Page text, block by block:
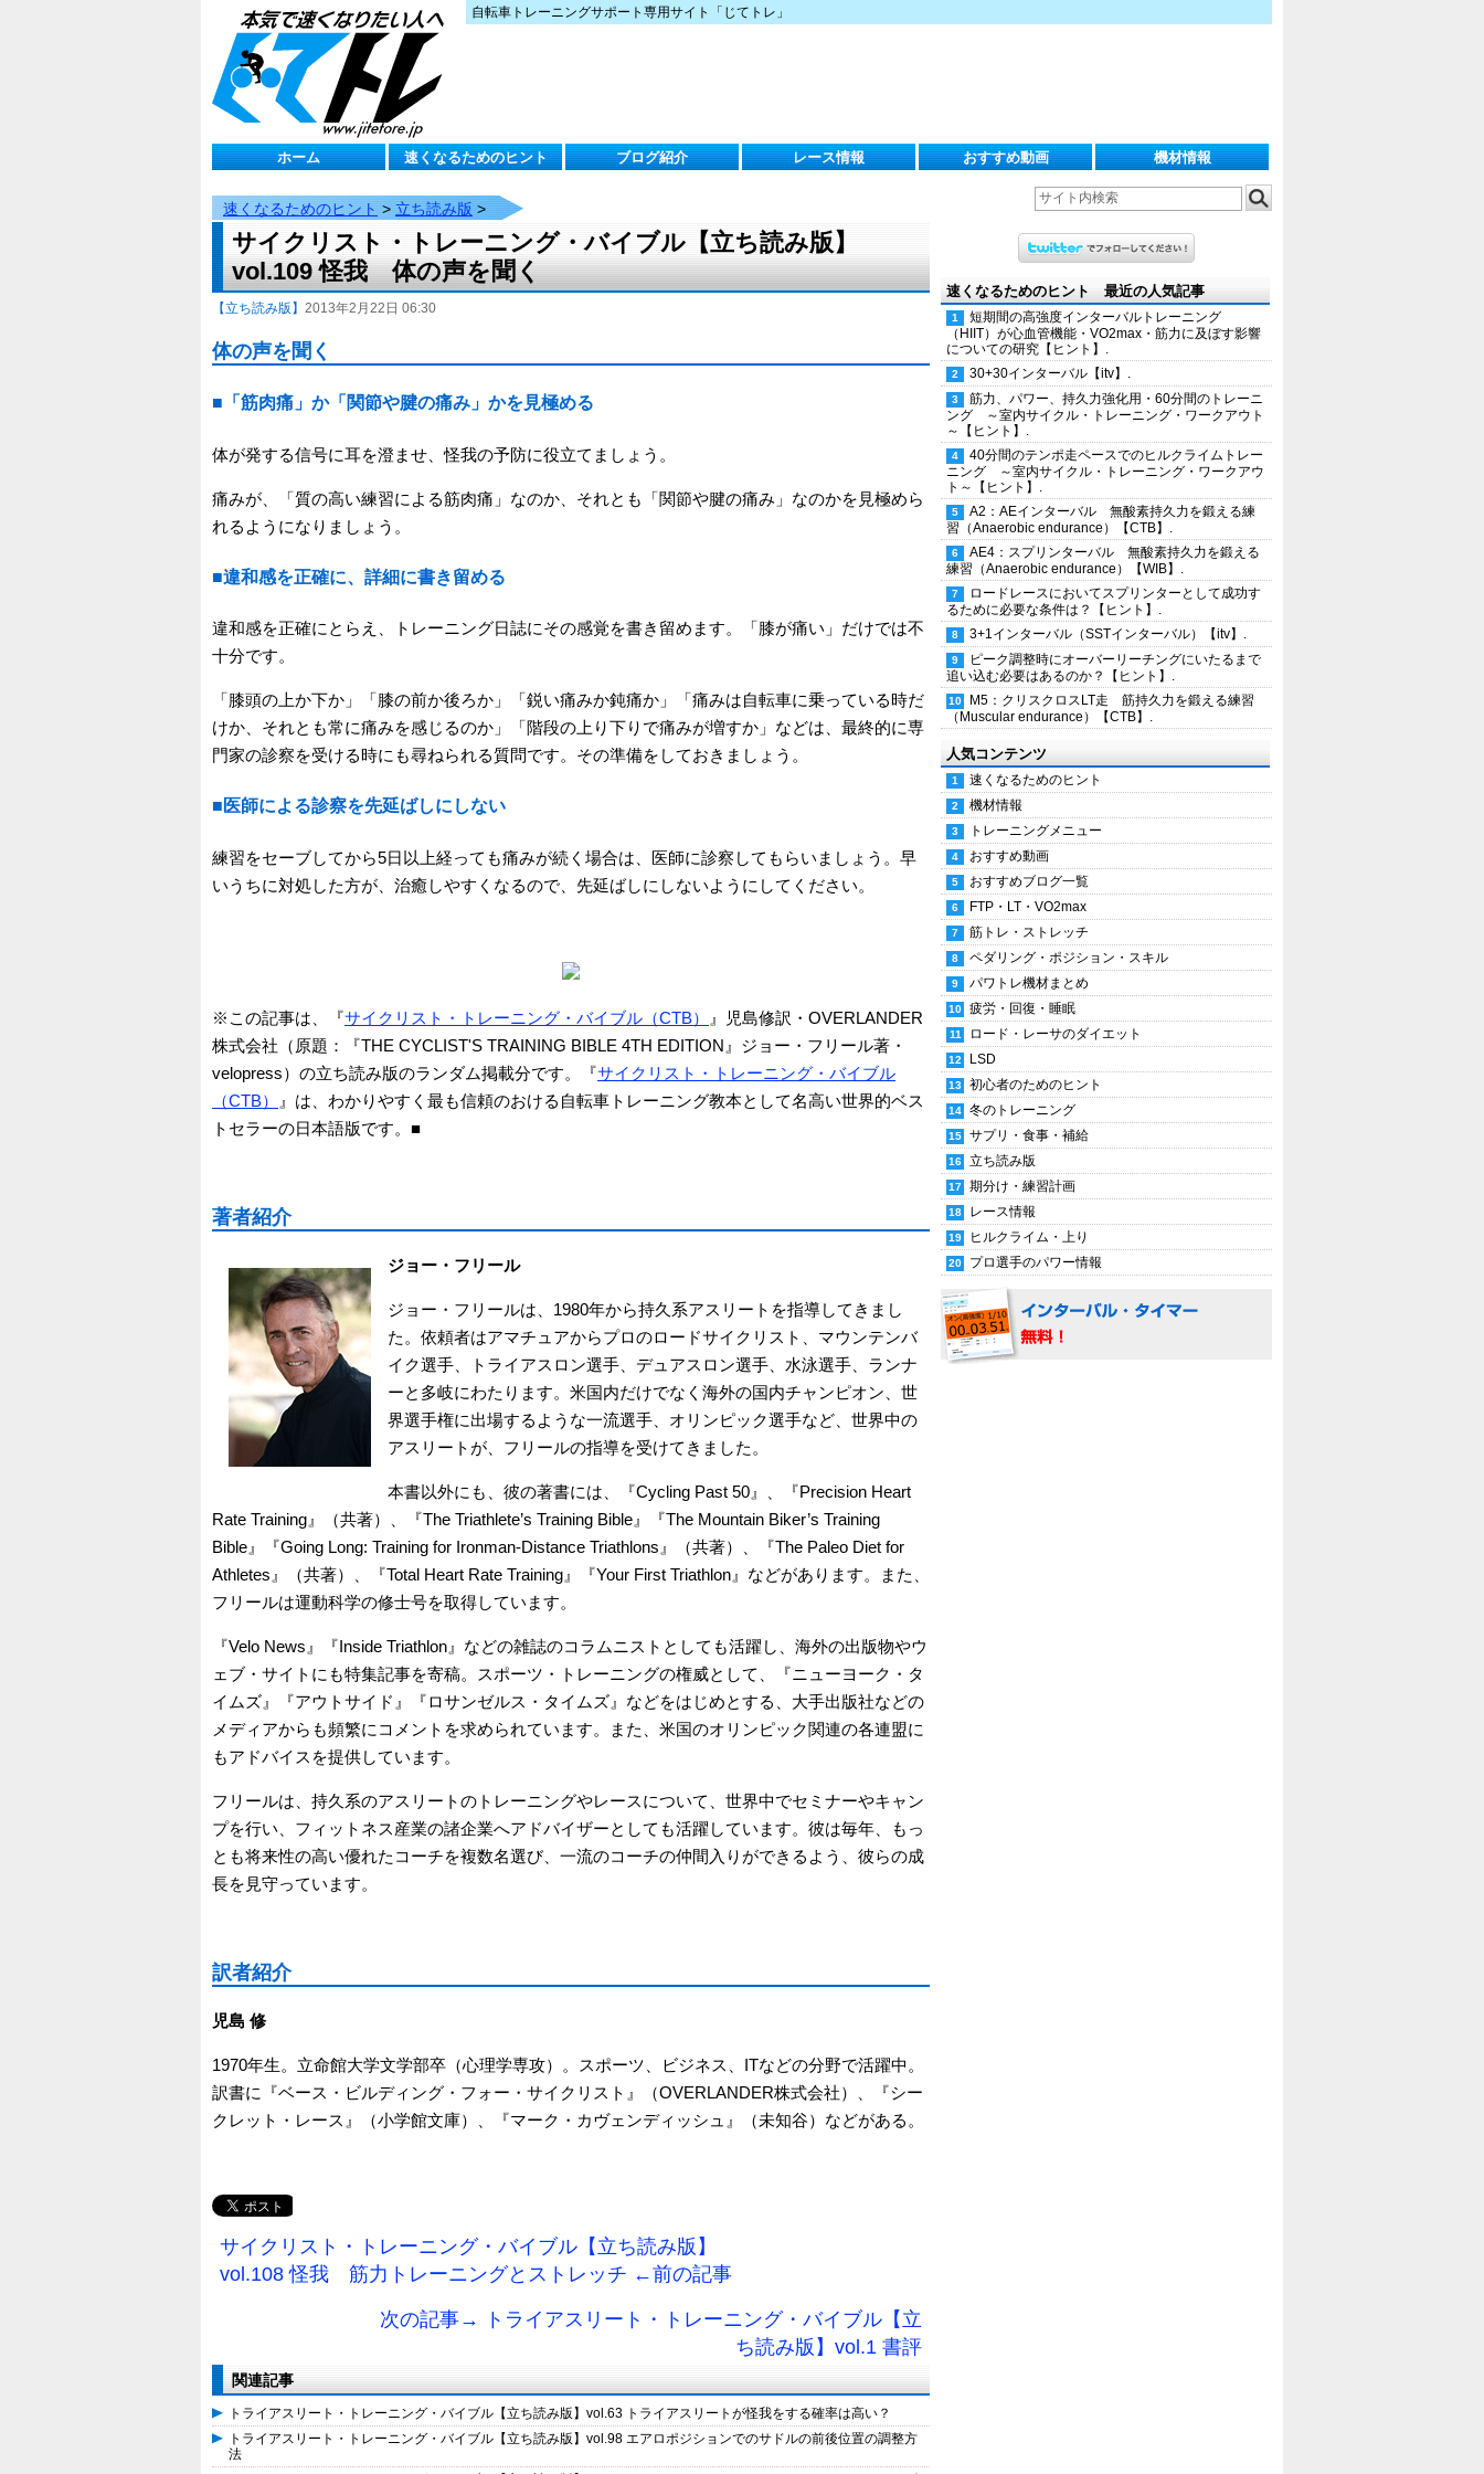
自転車トレーニングサポート専用サイト「じてトレ」
ホーム 速くなるためのヒント ブログ紹介 レース情報 おすすめ動画 機材情報
速くなるためのヒント > 立ち読み版 >
サイクリスト・トレーニング・バイブル【立ち読み版】
vol.109 怪我 体の声を聞く
【立ち読み版】 2013年2月22日 06:30
体の声を聞く
■「筋肉痛」か「関節や腱の痛み」かを見極める
体が発する信号に耳を澄ませ、怪我の予防に役立てましょう。
痛みが、「質の高い練習による筋肉痛」なのか、それとも「関節や腱の痛み」なのかを見極めら
れるようになりましょう。
■違和感を正確に、詳細に書き留める
違和感を正確にとらえ、トレーニング日誌にその感覚を書き留めます。「膝が痛い」だけでは不
十分です。
「膝頭の上か下か」「膝の前か後ろか」「鋭い痛みか鈍痛か」「痛みは自転車に乗っている時だ
けか、それとも常に痛みを感じるのか」「階段の上り下りで痛みが増すか」などは、最終的に専
門家の診察を受ける時にも尋ねられる質問です。その準備をしておきましょう。
■医師による診察を先延ばしにしない
練習をセーブしてから5日以上経っても痛みが続く場合は、医師に診察してもらいましょう。早
いうちに対処した方が、治癒しやすくなるので、先延ばしにしないようにしてください。
※この記事は、『サイクリスト・トレーニング・バイブル（CTB）
』児島修訳・OVERLANDER
株式会社（原題：『THE CYCLIST'S TRAINING BIBLE 4TH EDITION』ジョー・フリール著・
velopress）の立ち読み版のランダム掲載分です。『サイクリスト・トレーニング・バイブル
（CTB）
』は、わかりやすく最も信頼のおける自転車トレーニング教本として名高い世界的ベス
トセラーの日本語版です。■
著者紹介
ジョー・フリール
ジョー・フリールは、1980年から持久系アスリートを指導してきまし
た。依頼者はアマチュアからプロのロードサイクリスト、マウンテンバ
イク選手、トライアスロン選手、デュアスロン選手、水泳選手、ランナ
ーと多岐にわたります。米国内だけでなく海外の国内チャンピオン、世
界選手権に出場するような一流選手、オリンピック選手など、世界中の
アスリートが、フリールの指導を受けてきました。
本書以外にも、彼の著書には、『Cycling Past 50』、『Precision Heart
Rate Training』（共著）、『The Triathlete’s Training Bible』『The Mountain Biker’s Training
Bible』『Going Long: Training for Ironman-Distance Triathlons』（共著）、『The Paleo Diet for
Athletes』（共著）、『Total Heart Rate Training』『Your First Triathlon』などがあります。また、
フリールは運動科学の修士号を取得しています。
『Velo News』『Inside Triathlon』などの雑誌のコラムニストとしても活躍し、海外の出版物やウ
ェブ・サイトにも特集記事を寄稿。スポーツ・トレーニングの権威として、『ニューヨーク・タ
イムズ』『アウトサイド』『ロサンゼルス・タイムズ』などをはじめとする、大手出版社などの
メディアからも頻繁にコメントを求められています。また、米国のオリンピック関連の各連盟に
もアドバイスを提供しています。
フリールは、持久系のアスリートのトレーニングやレースについて、世界中でセミナーやキャン
プを行い、フィットネス産業の諸企業へアドバイザーとしても活躍しています。彼は毎年、もっ
とも将来性の高い優れたコーチを複数名選び、一流のコーチの仲間入りができるよう、彼らの成
長を見守っています。
訳者紹介
児島 修
1970年生。立命館大学文学部卒（心理学専攻）。スポーツ、ビジネス、ITなどの分野で活躍中。
訳書に『ベース・ビルディング・フォー・サイクリスト』（OVERLANDER株式会社）、『シー
クレット・レース』（小学館文庫）、『マーク・カヴェンディッシュ』（未知谷）などがある。
サイクリスト・トレーニング・バイブル【立ち読み版】
vol.108 怪我 筋力トレーニングとストレッチ ←前の記事
次の記事→ トライアスリート・トレーニング・バイブル【立
ち読み版】vol.1 書評
関連記事
トライアスリート・トレーニング・バイブル【立ち読み版】vol.63 トライアスリートが怪我をする確率は高い？
トライアスリート・トレーニング・バイブル【立ち読み版】vol.98 エアロポジションでのサドルの前後位置の調整方
法
速くなるためのヒント 最近の人気記事
短期間の高強度インターバルトレーニング
（HIIT）が心血管機能・VO2max・筋力に及ぼす影響
についての研究【ヒント】.
30+30インターバル【itv】.
筋力、パワー、持久力強化用・60分間のトレーニ
ング ～室内サイクル・トレーニング・ワークアウト
～【ヒント】.
40分間のテンポ走ペースでのヒルクライムトレー
ニング ～室内サイクル・トレーニング・ワークアウ
ト～【ヒント】.
A2：AEインターバル 無酸素持久力を鍛える練
習（Anaerobic endurance）【CTB】.
AE4：スプリンターバル 無酸素持久力を鍛える
練習（Anaerobic endurance）【WIB】.
ロードレースにおいてスプリンターとして成功す
るために必要な条件は？【ヒント】.
3+1インターバル（SSTインターバル）【itv】.
ピーク調整時にオーバーリーチングにいたるまで
追い込む必要はあるのか？【ヒント】.
M5：クリスクロスLT走 筋持久力を鍛える練習
（Muscular endurance）【CTB】.
人気コンテンツ
速くなるためのヒント
機材情報
トレーニングメニュー
おすすめ動画
おすすめブログ一覧
FTP・LT・VO2max
筋トレ・ストレッチ
ペダリング・ポジション・スキル
パワトレ機材まとめ
疲労・回復・睡眠
ロード・レーサのダイエット
LSD
初心者のためのヒント
冬のトレーニング
サプリ・食事・補給
立ち読み版
期分け・練習計画
レース情報
ヒルクライム・上り
プロ選手のパワー情報